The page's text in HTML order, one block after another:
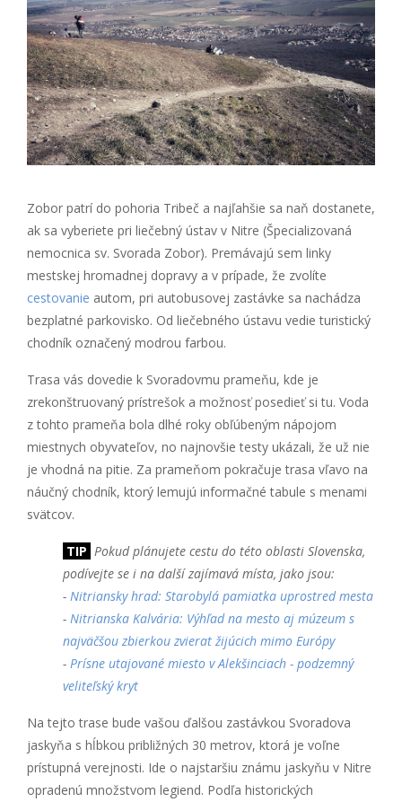
Zobor patrí do pohoria Tribeč a najľahšie sa naň dostanete,
ak sa vyberiete pri liečebný ústav v Nitre (Špecializovaná
nemocnica sv. Svorada Zobor). Premávajú sem linky
mestskej hromadnej dopravy a v prípade, že zvolíte
cestovanie autom, pri autobusovej zastávke sa nachádza
bezplatné parkovisko. Od liečebného ústavu vedie turistický
chodník označený modrou farbou.
Trasa vás dovedie k Svoradovmu prameňu, kde je
zrekonštruovaný prístrešok a možnosť posedieť si tu. Voda
z tohto prameňa bola dlhé roky obľúbeným nápojom
miestnych obyvateľov, no najnovšie testy ukázali, že už nie
je vhodná na pitie. Za prameňom pokračuje trasa vľavo na
náučný chodník, ktorý lemujú informačné tabule s menami
svätcov.
TIP Pokud plánujete cestu do této oblasti Slovenska,
podívejte se i na další zajímavá místa, jako jsou:
- Nitriansky hrad: Starobylá pamiatka uprostred mesta
- Nitrianska Kalvária: Výhľad na mesto aj múzeum s
najväčšou zbierkou zvierat žijúcich mimo Európy
- Prísne utajované miesto v Alekšinciach - podzemný
veliteľský kryt
Na tejto trase bude vašou ďalšou zastávkou Svoradova
jaskyňa s hĺbkou približných 30 metrov, ktorá je voľne
prístupná verejnosti. Ide o najstaršiu známu jaskyňu v Nitre
opradenú množstvom legiend. Podľa historických